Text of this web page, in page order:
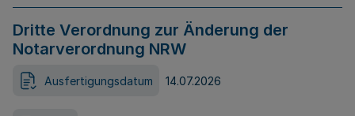
Dritte Verordnung zur Änderung der
Notarverordnung NRW
Ausfertigungsdatum 14.07.2026